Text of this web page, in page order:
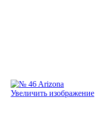
Увеличить изображение